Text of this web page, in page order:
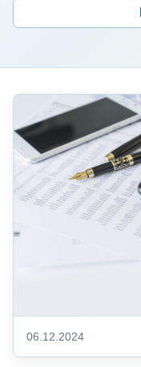
06.12.2024